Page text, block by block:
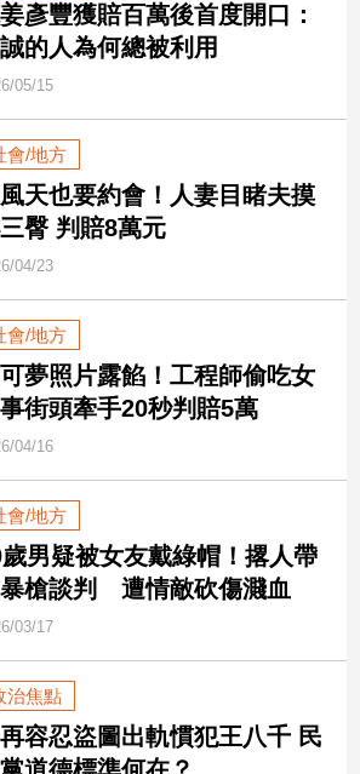
彥豐獲賠百萬後首度開口：
的人為何總被利用
05/15
會/地方
天也要約會！人妻目睹夫摸
臀 判賠8萬元
04/23
會/地方
夢照片露餡！工程師偷吃女
街頭牽手20秒判賠5萬
04/16
會/地方
男疑被女友戴綠帽！撂人帶
槍談判 遭情敵砍傷濺血
03/17
治焦點
容忍盜圖出軌慣犯王八千 民